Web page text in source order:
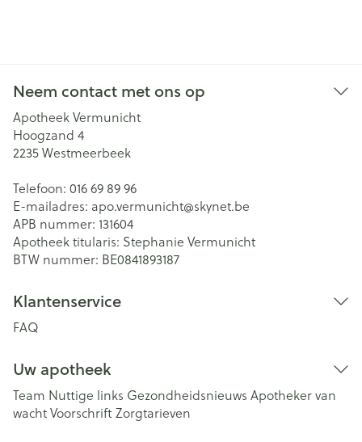
Neem contact met ons op
Apotheek Vermunicht
Hoogzand 4
2235Westmeerbeek
Telefoon: 016 69 89 96
E-mailadres: apo.vermunicht@skynet.be
APB nummer: 131604
Apotheek titularis: Stephanie Vermunicht
BTW nummer: BE0841893187
Klantenservice
FAQ
Uw apotheek
Team Nuttige links Gezondheidsnieuws Apotheker van
wachtVoorschriftZorgtarieven